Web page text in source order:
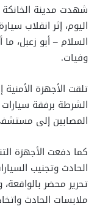
شهدت مدينة الخانكة
اليوم، إثر انقلاب
وفيات.
تلقت الأجهزة
الشرطة برفقة
المصابين إلى
كما دفعت الأجهزة
الحادث وتجنيب
تحرير محضر
ملابسات الحادث